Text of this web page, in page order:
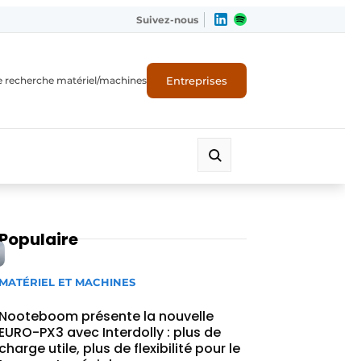
Suivez-nous
recherche matériel/machines Entreprises
MATÉRIEL ET MACHINES
Nooteboom présente la nouvelle
EURO-PX3 avec Interdolly : plus de
charge utile, plus de flexibilité pour le